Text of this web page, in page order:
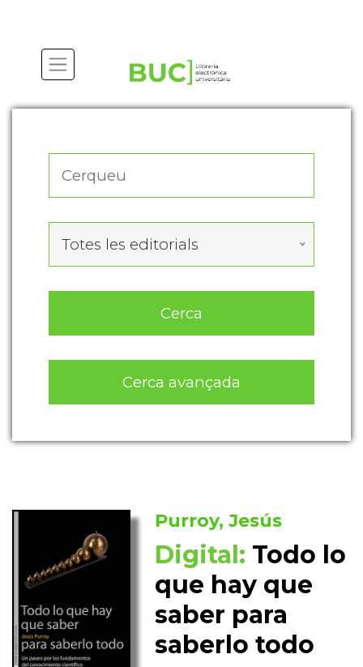
Totes les editorials
Cerca
Cerca avançada
Purroy, Jesús
Digital: Todo lo
que hay que
saber para
saberlo todo